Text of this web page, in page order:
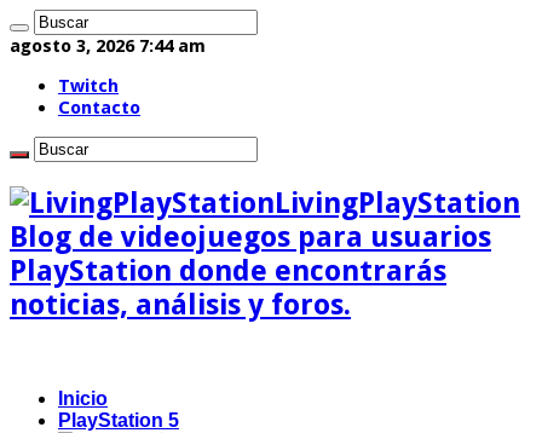
agosto 3, 2026 7:44 am
Twitch
Contacto
LivingPlayStation
Blog de videojuegos para usuarios
PlayStation donde encontrarás
noticias, análisis y foros.
Inicio
PlayStation 5